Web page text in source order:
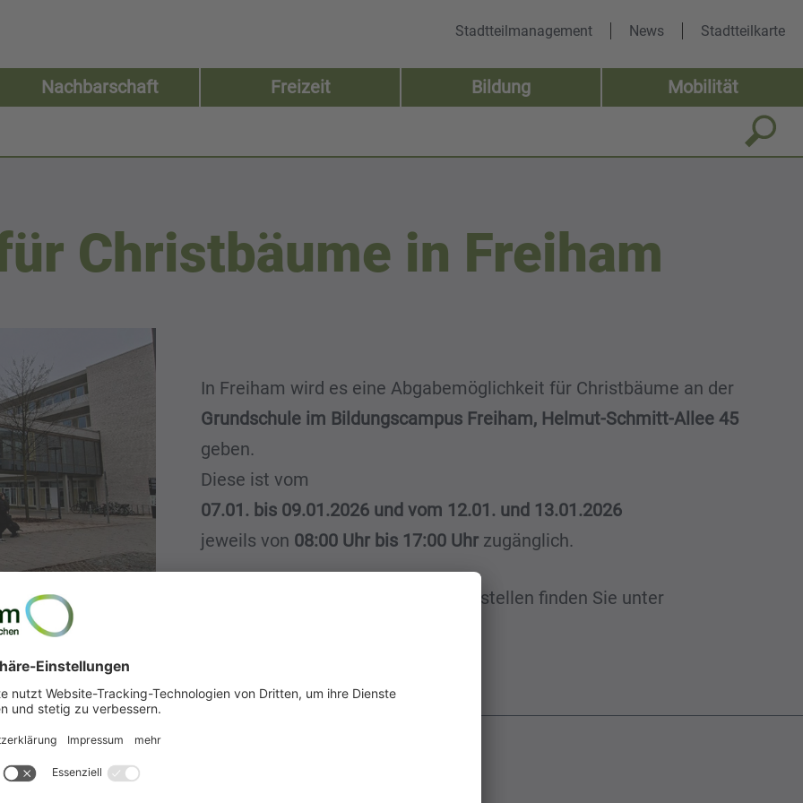
Stadtteilmanagement News Stadtteilkarte
Nachbarschaft Freizeit Bildung Mobilität
Christbäume in Freiham
In Freiham wird es eine Abgabemöglichkeit für Christbäume an der
Grundschule im Bildungscampus Freiham, Helmut-Schmitt-Allee 45
geben.
Diese ist vom
07.01. bis 09.01.2026 und vom 12.01. und 13.01.2026
jeweils von 08:00 Uhr bis 17:00 Uhr zugänglich.
Weitere Informationen und Abgabestellen finden Sie unter
.